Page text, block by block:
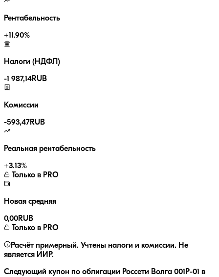
Рентабельность
+11.90%
Налоги (НДФЛ)
-1 987,14RUB
Комиссии
-593,47RUB
Реальная рентабельность
+3.13%
Только в PRO
Новая средняя
0,00RUB
Только в PRO
Расчёт примерный. Учтены налоги и комиссии. Не
является ИИР.
Следующий купон по облигации Россети Волга 001Р-01 в